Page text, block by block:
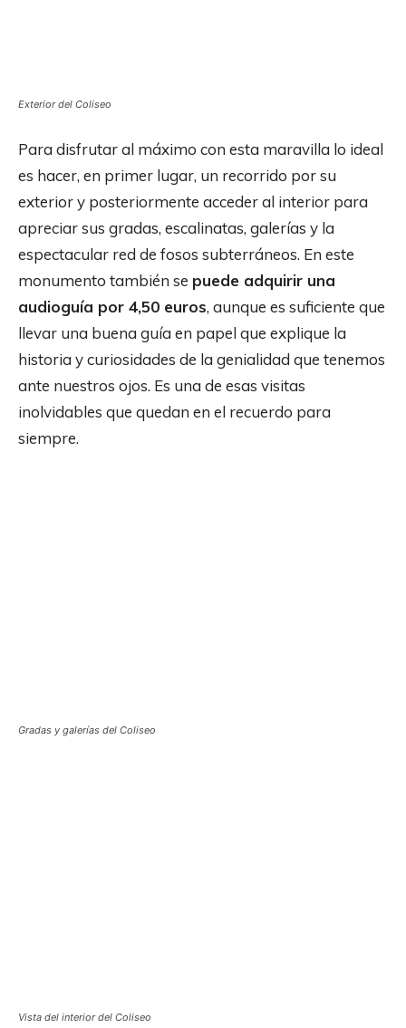
Exterior del Coliseo
Para disfrutar al máximo con esta maravilla lo ideal
es hacer, en primer lugar, un recorrido por su
exterior y posteriormente acceder al interior para
apreciar sus gradas, escalinatas, galerías y la
espectacular red de fosos subterráneos. En este
monumento también se puede adquirir una
audioguía por 4,50 euros, aunque es suficiente que
llevar una buena guía en papel que explique la
historia y curiosidades de la genialidad que tenemos
ante nuestros ojos. Es una de esas visitas
inolvidables que quedan en el recuerdo para
siempre.
Gradas y galerías del Coliseo
Vista del interior del Coliseo